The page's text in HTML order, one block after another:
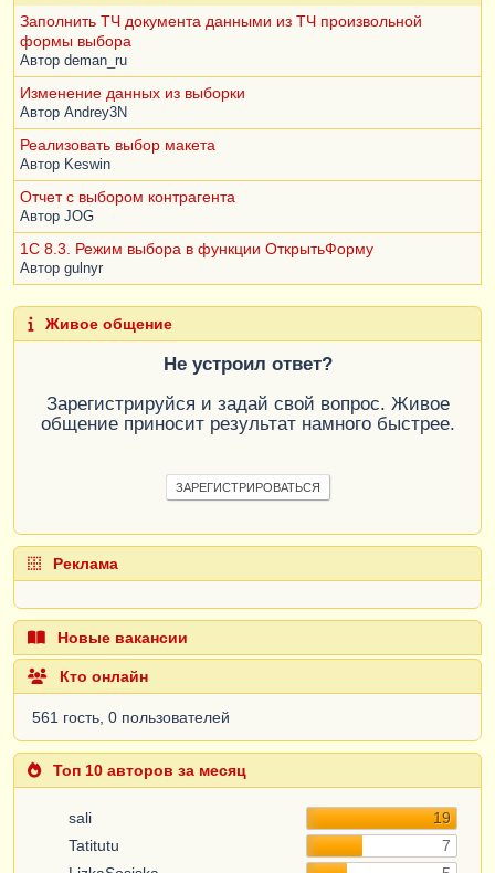
Заполнить ТЧ документа данными из ТЧ произвольной
формы выбора
Автор deman_ru
Изменение данных из выборки
Автор Andrey3N
Реализовать выбор макета
Автор Keswin
Отчет с выбором контрагента
Автор JOG
1C 8.3. Режим выбора в функции ОткрытьФорму
Автор gulnyr
Живое общение
Не устроил ответ?
Зарегистрируйся и задай свой вопрос. Живое
общение приносит результат намного быстрее.
ЗАРЕГИСТРИРОВАТЬСЯ
Реклама
Новые вакансии
Кто онлайн
561 гость, 0 пользователей
Топ 10 авторов за месяц
sali
19
Tatitutu
7